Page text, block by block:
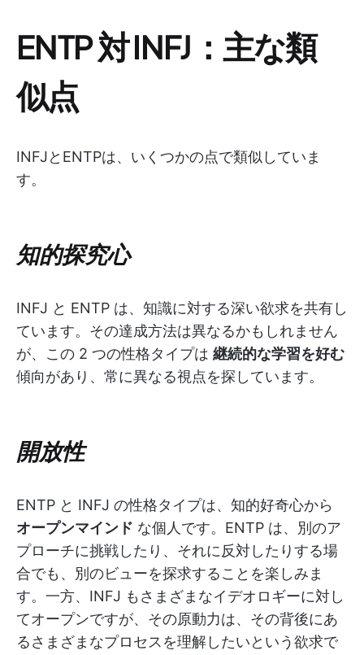
ENTP 対 INFJ： 主な類
似点
INFJとENTPは、いくつかの点で類似していま
す。
知的探究心
INFJ と ENTP は、知識に対する深い欲求を共有し
ています。その達成方法は異なるかもしれません
が、この 2 つの性格タイプは 継続的な学習を好む
傾向があり、常に異なる視点を探しています。
開放性
ENTP と INFJ の性格タイプは、知的好奇心から
オープンマインド な個人です。ENTP は、別のア
プローチに挑戦したり、それに反対したりする場
合でも、別のビューを探求することを楽しみま
す。一方、INFJ もさまざまなイデオロギーに対し
てオープンですが、その原動力は、その背後にあ
るさまざまなプロセスを理解したいという欲求で